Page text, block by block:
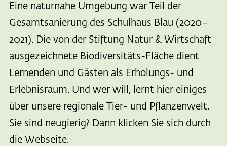
Eine naturnahe Umgebung war Teil der
Gesamtsanierung des Schulhaus Blau (2020–
2021). Die von der Stiftung Natur & Wirtschaft
ausgezeichnete Biodiversitäts-Fläche dient
Lernenden und Gästen als Erholungs- und
Erlebnisraum. Und wer will, lernt hier einiges
über unsere regionale Tier- und Pflanzenwelt.
Sie sind neugierig? Dann klicken Sie sich durch
die Webseite.